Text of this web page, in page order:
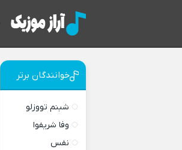
خوانندگان برتر
شبنم تووزلو
وفا شریفوا
نفس